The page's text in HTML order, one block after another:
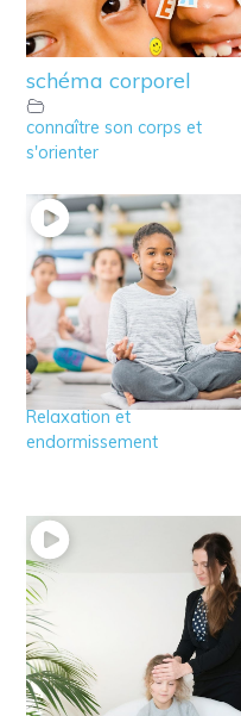
éveiller la
connaissance de son
schéma corporel
connaître son corps et
s'orienter
8 – Relaxation de 6 à
8 ans
Relaxation et
endormissement
7 – Relaxation de 3 à
5 ans